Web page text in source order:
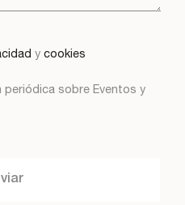
y cookies
sobre Eventos y